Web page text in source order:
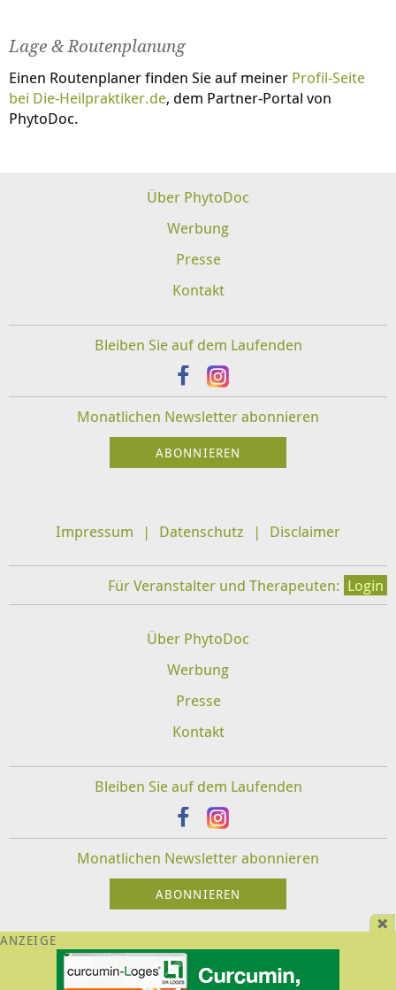
Lage & Routenplanung
Einen Routenplaner finden Sie auf meiner Profil-Seite
bei Die-Heilpraktiker.de, dem Partner-Portal von
PhytoDoc.
Über PhytoDoc
Werbung
Presse
Kontakt
Bleiben Sie auf dem Laufenden
Monatlichen Newsletter abonnieren
Impressum Datenschutz Disclaimer
Für Veranstalter und Therapeuten: Login
Über PhytoDoc
Werbung
Presse
Kontakt
Bleiben Sie auf dem Laufenden
Monatlichen Newsletter abonnieren
Impressum Datenschutz Disclaimer